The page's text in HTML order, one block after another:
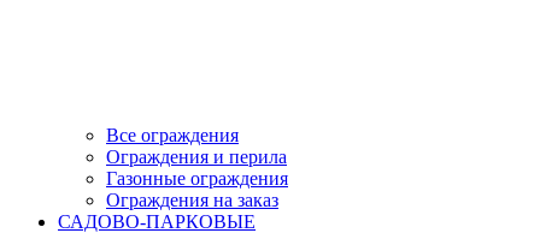
Все ограждения
Ограждения и перила
Газонные ограждения
Ограждения на заказ
САДОВО-ПАРКОВЫЕ